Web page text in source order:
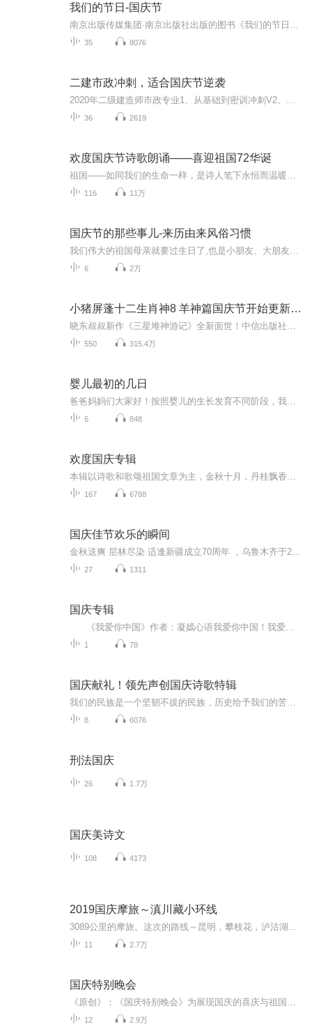
我们的节日-国庆节
35 8076
二建市政冲刺，适合国庆节逆袭
36 2619
欢度国庆节诗歌朗诵——喜迎祖国72华诞
116 11万
国庆节的那些事儿-来历由来风俗习惯
6 2万
小猪屏蓬十二生肖神8 羊神篇国庆节开始更新啦！
550 315.4万
婴儿最初的几日
6 848
欢度国庆专辑
167 6788
国庆佳节欢乐的瞬间
27 1311
国庆专辑
1 78
国庆献礼！领先声创国庆诗歌特辑
8 6076
刑法国庆
26 1.7万
国庆美诗文
108 4173
2019国庆摩旅～滇川藏小环线
11 2.7万
国庆特别晚会
12 2.9万